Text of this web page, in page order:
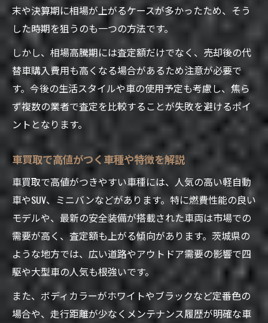
末や決算期に相場が上がるケースが多かったため、そう
した時期を狙うのも一つの方法です。
しかし、相場高騰期には査定額だけでなく、売却後の代
替車購入費用も高くなる場合があるため注意が必要で
す。今後の生活スタイルや車の使用予定も考慮し、焦ら
ず複数の業者で査定を比較することが失敗を避けるポイ
ントとなります。
車買取で高値がつく車種や特徴を解説
車買取で高値がつきやすい車種には、人気の高い軽自動
車やSUV、ミニバンなどがあります。特に燃費性能の良い
モデルや、最新の安全装備が搭載された車両は市場での
需要が高く、査定額も上がる傾向があります。茨城県の
ような地方では、広い道路やアウトドア需要の影響で四
駆や大型車の人気も根強いです。
また、ボディカラーがホワイトやブラックなど定番色の
場合や、走行距離が少なくメンテナンス履歴が明確な車